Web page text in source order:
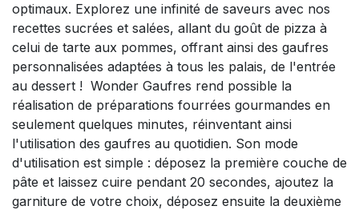
optimaux. Explorez une infinité de saveurs avec nos
recettes sucrées et salées, allant du goût de pizza à
celui de tarte aux pommes, offrant ainsi des gaufres
personnalisées adaptées à tous les palais, de l'entrée
au dessert ! Wonder Gaufres rend possible la
réalisation de préparations fourrées gourmandes en
seulement quelques minutes, réinventant ainsi
l'utilisation des gaufres au quotidien. Son mode
d'utilisation est simple : déposez la première couche de
pâte et laissez cuire pendant 20 secondes, ajoutez la
garniture de votre choix, déposez ensuite la deuxième